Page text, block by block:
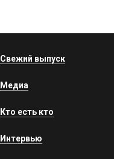
Свежий выпуск
Медиа
Кто есть кто
Интервью